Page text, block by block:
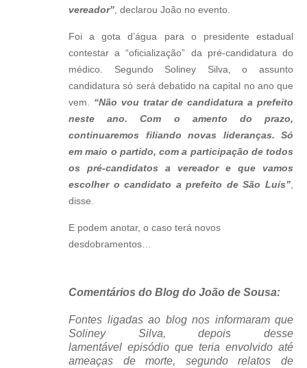
vereador”, declarou João no evento.
Foi a gota d’água para o presidente estadual
contestar a “oficialização” da pré-candidatura do
médico. Segundo Soliney Silva, o assunto
candidatura só será debatido na capital no ano que
vem. “Não vou tratar de candidatura a prefeito
neste ano. Com o amento do prazo,
continuaremos filiando novas lideranças. Só
em maio o partido, com a participação de todos
os pré-candidatos a vereador e que vamos
escolher o candidato a prefeito de São Luís”,
disse.
E podem anotar, o caso terá novos
desdobramentos…
Comentários do Blog do João de Sousa:
Fontes ligadas ao blog nos informaram que
Soliney Silva,depois desse
lamentável episódio que teria envolvido até
ameaças de morte, segundo relatos de